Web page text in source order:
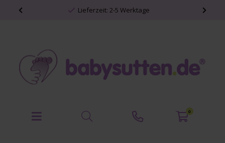
Lieferzeit: 2-5 Werktage
0